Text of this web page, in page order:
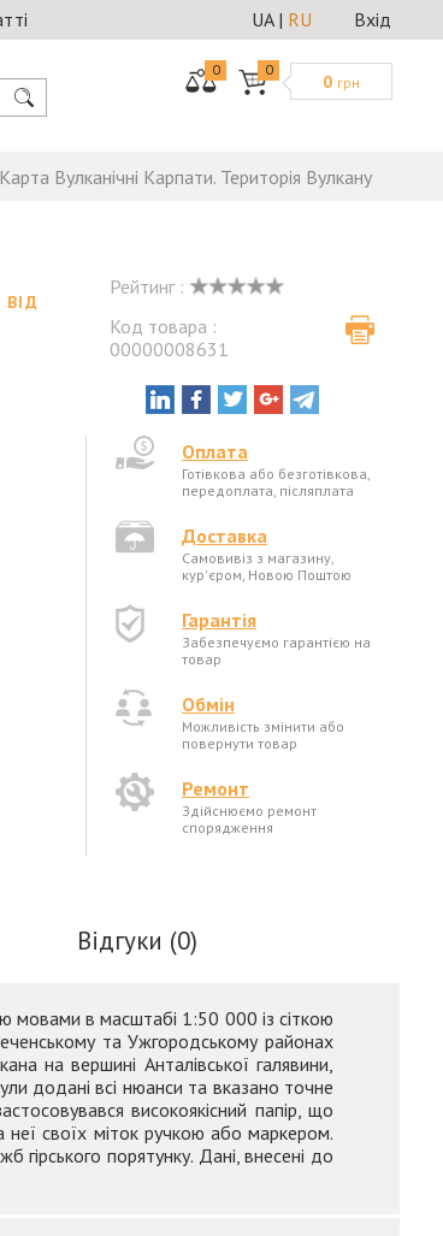
Вхід
UA| RU
0 0
0 грн
Карта Вулканічні Карпати. Територія Вулкану
Рейтинг :
Код товара :
00000008631
Оплата
Готівкова або безготівкова,
передоплата, післяплата
Доставка
Самовивіз з магазину,
кур'єром, Новою Поштою
Гарантія
Забезпечуємо гарантією на
товар
Обмін
Можливість змінити або
повернути товар
Ремонт
Здійснюємо ремонт
спорядження
Відгуки (0)
мовами в масштабі 1:50 000 із сіткою
та Ужгородському районах
на вершині Анталівської галявини,
додані всі нюанси та вказано точне
високоякісний папір, що
неї своїх міток ручкою або маркером.
порятунку. Дані, внесені до